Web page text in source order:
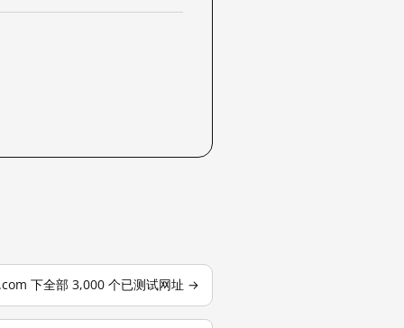
下全部 3,000 个已测试网址 →